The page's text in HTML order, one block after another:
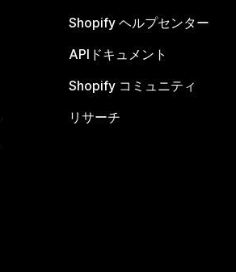
Shopify ヘルプセンター
APIドキュメント
Shopify コミュニティ
リサーチ